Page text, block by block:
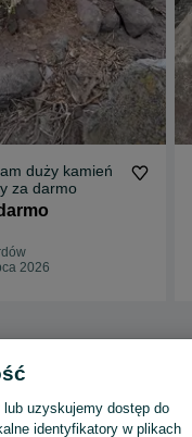
duży kamień
za darmo
2026
ogrodowe
- Warszawa
uzyskujemy dostęp do
identyfikatory w plikach